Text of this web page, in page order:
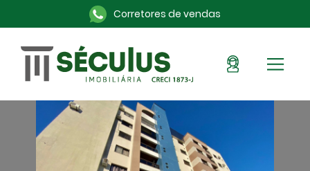
Corretores de vendas
Sou Cliente
Pronto para morar
Imóveis na planta
Alugue aqui